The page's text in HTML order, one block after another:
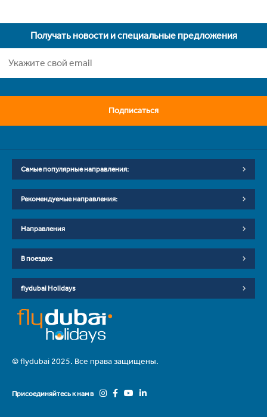
Получать новости и специальные предложения
Подписаться
Самые популярные направления:
Рекомендуемые направления:
Направления
В поездке
flydubai Holidays
© flydubai 2025. Все права защищены.
Присоединяйтесь к нам в